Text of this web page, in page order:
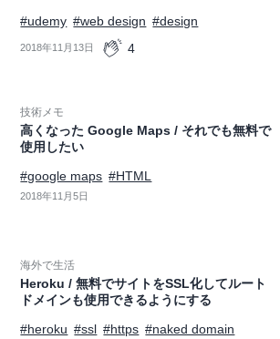
#udemy #web design #design
2018年11月13日 4
技術メモ
高くなった Google Maps / それでも無料で
使用したい
#google maps #HTML
2018年11月5日
海外で生活
Heroku / 無料でサイトをSSL化してルート
ドメインも使用できるようにする
#heroku #ssl #https #naked domain